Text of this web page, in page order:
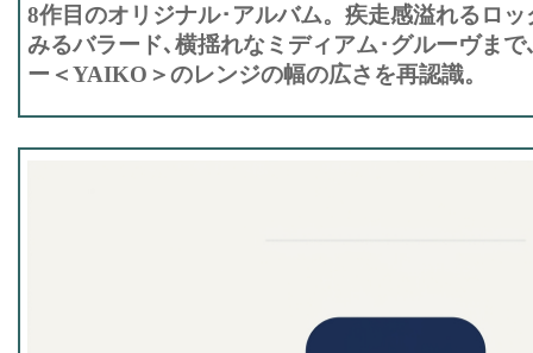
8作目のオリジナル･アルバム。疾走感溢れるロ
みるバラード､横揺れなミディアム･グルーヴま
ー＜YAIKO＞のレンジの幅の広さを再認識。